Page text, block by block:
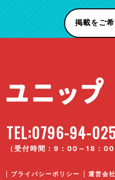
掲載をご
TEL:0796-94-
（受付時間：9：00～18：00
プライバシーポリシー 運営会社